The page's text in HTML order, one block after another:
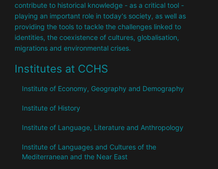
contribute to historical knowledge - as a critical tool -
playing an important role in today's society, as well as
providing the tools to tackle the challenges linked to
identities, the coexistence of cultures, globalisation,
migrations and environmental crises.
Institutes at CCHS
Institute of Economy, Geography and Demography
Institute of History
Institute of Language, Literature and Anthropology
Institute of Languages ​​and Cultures of the
Mediterranean and the Near East